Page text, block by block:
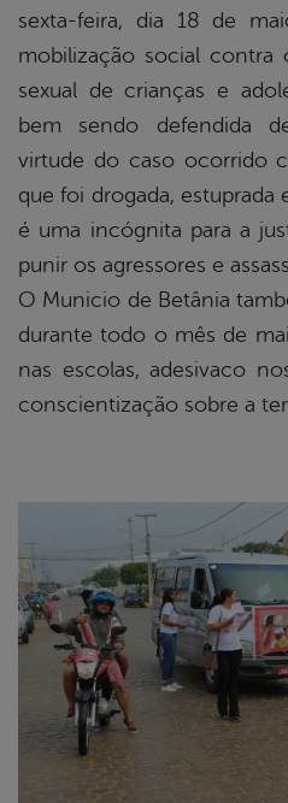
sexta-feira, dia 18 de
mobilização social contra
sexual de crianças e
bem sendo defendida
virtude do caso ocorrido
que foi drogada, estuprada
é uma incógnita para a
punir os agressores e
O Municio de Betânia
durante todo o mês de
nas escolas, adesivaco
conscientização sobre a